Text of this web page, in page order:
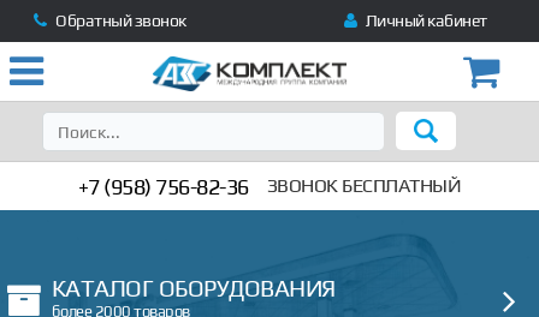
Обратный звонок Личный кабинет
+7 (958) 756-82-36 ЗВОНОК БЕСПЛАТНЫЙ
КАТАЛОГ ОБОРУДОВАНИЯ
более 2000 товаров